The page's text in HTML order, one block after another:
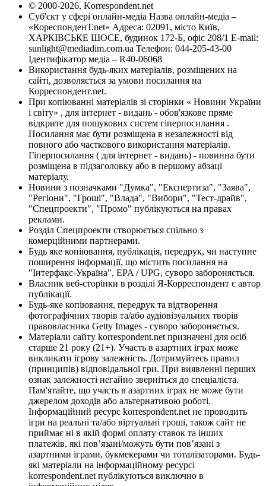
© 2000-2026, Korrespondent.net
Суб'єкт у сфері онлайн-медіа Назва онлайн-медіа –
«КореспонденТ.net» Адреса: 02091, місто Київ,
ХАРКІВСЬКЕ ШОСЕ, будинок 172-Б, офіс 208/1 E-mail:
sunlight@mediadim.com.ua Телефон: 044-205-43-00
Ідентифікатор медіа – R40-06068
Використання будь-яких матеріалів, розміщених на
сайті, дозволяється за умови посилання на
Корреспондент.net.
При копіюванні матеріалів зі сторінки « Новини України
і світу» , для інтернет - видань - обов'язкове пряме
відкрите для пошукових систем гіперпосилання .
Посилання має бути розміщена в незалежності від
повного або часткового використання матеріалів.
Гіперпосилання ( для інтернет - видань) - повинна бути
розміщена в підзаголовку або в першому абзаці
матеріалу.
Новини з позначками "Думка", "Експертиза", "Заява",
"Регіони", "Гроші", "Влада", "Вибори", "Тест-драйв",
"Спецпроекти", "Промо" публікуються на правах
реклами.
Розділ Спецпроекти створюється спільно з
комерційними партнерами.
Будь яке копіювання, публікація, передрук, чи наступне
поширення інформації, що містить посилання на
"Інтерфакс-Україна", EPA / UPG, суворо забороняється.
Власник веб-сторінки в розділі Я-Корреспондент є автор
публікації.
Будь-яке копіювання, передрук та відтворення
фотографічних творів та/або аудіовізуальних творів
правовласника Getty Images - суворо забороняється.
Матеріали сайту korrespondent.net призначені для осіб
старше 21 року (21+). Участь в азартних іграх може
викликати ігрову залежність. Дотримуйтесь правил
(принципів) відповідальної гри. При виявленні перших
ознак залежності негайно зверніться до спеціаліста.
Пам'ятайте, що участь в азартних іграх не може бути
джерелом доходів або альтернативою роботі.
Інформаційний ресурс korrespondent.net не проводить
ігри на реальні та/або віртуальні гроші, також сайт не
приймає ні в якій формі оплату ставок та інших
платежів, які пов’язані/можуть бути пов’язані з
азартними іграми, букмекерами чи тоталізаторами. Будь-
які матеріали на інформаційному ресурсі
korrespondent.net публікуються виключно в